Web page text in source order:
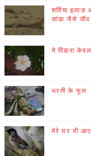
शर्तिया
सांडा जैसे जीव
ये पिंडारा
धरती के फूल
मेरे घर भी आए